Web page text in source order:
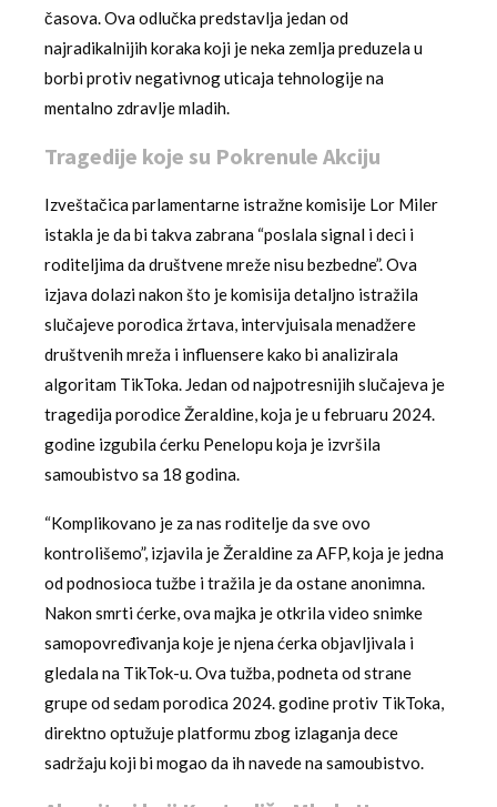
časova. Ova odlučka predstavlja jedan od
najradikalnijih koraka koji je neka zemlja preduzela u
borbi protiv negativnog uticaja tehnologije na
mentalno zdravlje mladih.
Tragedije koje su Pokrenule Akciju
Izveštačica parlamentarne istražne komisije Lor Miler
istakla je da bi takva zabrana “poslala signal i deci i
roditeljima da društvene mreže nisu bezbedne”. Ova
izjava dolazi nakon što je komisija detaljno istražila
slučajeve porodica žrtava, intervjuisala menadžere
društvenih mreža i influensere kako bi analizirala
algoritam TikToka. Jedan od najpotresnijih slučajeva je
tragedija porodice Žeraldine, koja je u februaru 2024.
godine izgubila ćerku Penelopu koja je izvršila
samoubistvo sa 18 godina.
“Komplikovano je za nas roditelje da sve ovo
kontrolišemo”, izjavila je Žeraldine za AFP, koja je jedna
od podnosioca tužbe i tražila je da ostane anonimna.
Nakon smrti ćerke, ova majka je otkrila video snimke
samopovređivanja koje je njena ćerka objavljivala i
gledala na TikTok-u. Ova tužba, podneta od strane
grupe od sedam porodica 2024. godine protiv TikToka,
direktno optužuje platformu zbog izlaganja dece
sadržaju koji bi mogao da ih navede na samoubistvo.